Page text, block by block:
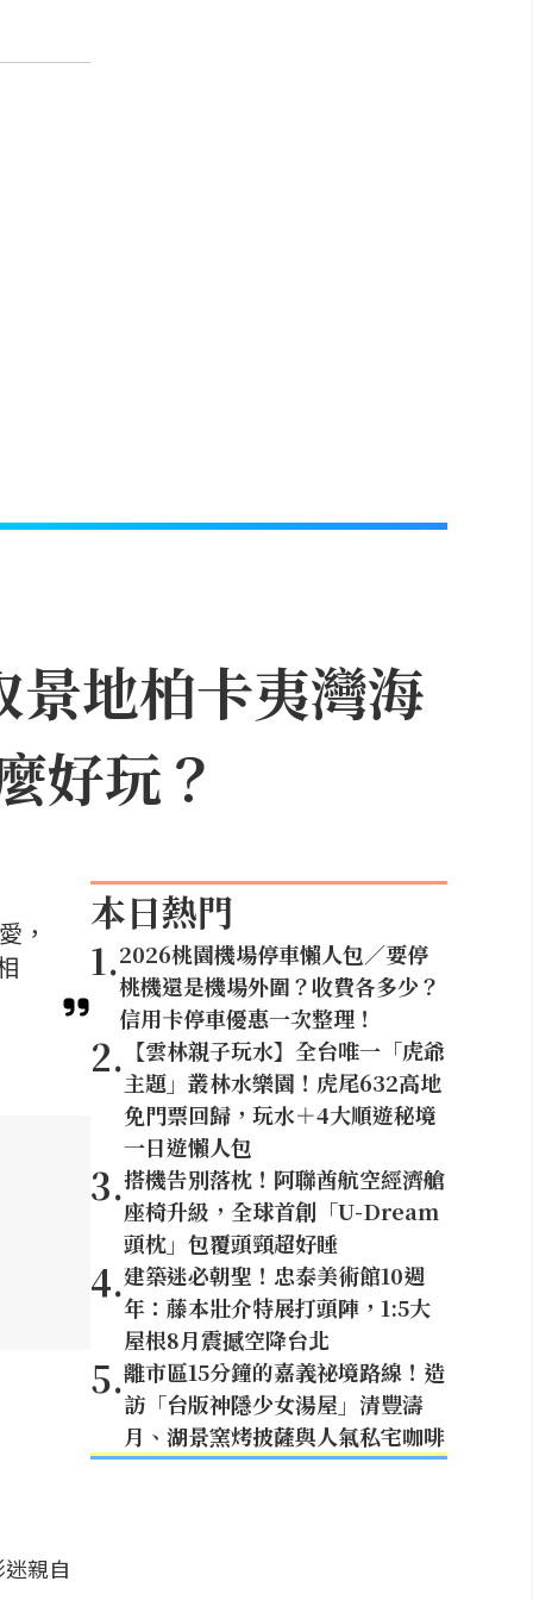
地柏卡夷灣海
好玩？
，
親自
本日熱門
1.2026桃園機場停車懶人包／要停
桃機還是機場外圍？收費各多少？
信用卡停車優惠一次整理！
2. 【雲林親子玩水】全台唯一「虎爺
主題」叢林水樂園！虎尾632高地
免門票回歸，玩水＋4大順遊秘境
一日遊懶人包
3.搭機告別落枕！阿聯酋航空經濟艙
座椅升級，全球首創「U-Dream
頭枕」包覆頭頸超好睡
4.建築迷必朝聖！忠泰美術館10週
年：藤本壯介特展打頭陣，1:5大
屋根8月震撼空降台北
5.離市區15分鐘的嘉義祕境路線！造
訪「台版神隱少女湯屋」清豐濤
月、湖景窯烤披薩與人氣私宅咖啡